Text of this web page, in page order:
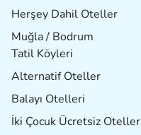
Herşey Dahil Oteller
Muğla / Bodrum
Tatil Köyleri
Alternatif Oteller
Balayı Otelleri
İki Çocuk Ücretsiz Oteller